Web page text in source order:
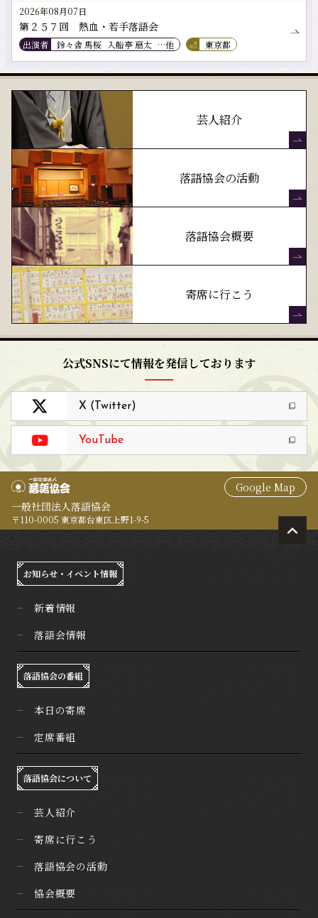
2026年08月07日
第２５７回 熱血・若手落語会
出演者 鈴々舎 馬桜 入船亭 扇太 …他 東京都
芸人紹介
落語協会の活動
落語協会概要
寄席に行こう
公式SNSにて情報を発信しております
X (Twitter)
YouTube
Google Map
一般社団法人落語協会
〒110-0005 東京都台東区上野1-9-5
お知らせ・イベント情報
新着情報
落語会情報
落語協会の番組
本日の寄席
定席番組
落語協会について
芸人紹介
寄席に行こう
落語協会の活動
協会概要